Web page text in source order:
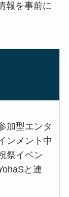
報を事前に
加型エンタ
ンメント中
祭イベン
と連